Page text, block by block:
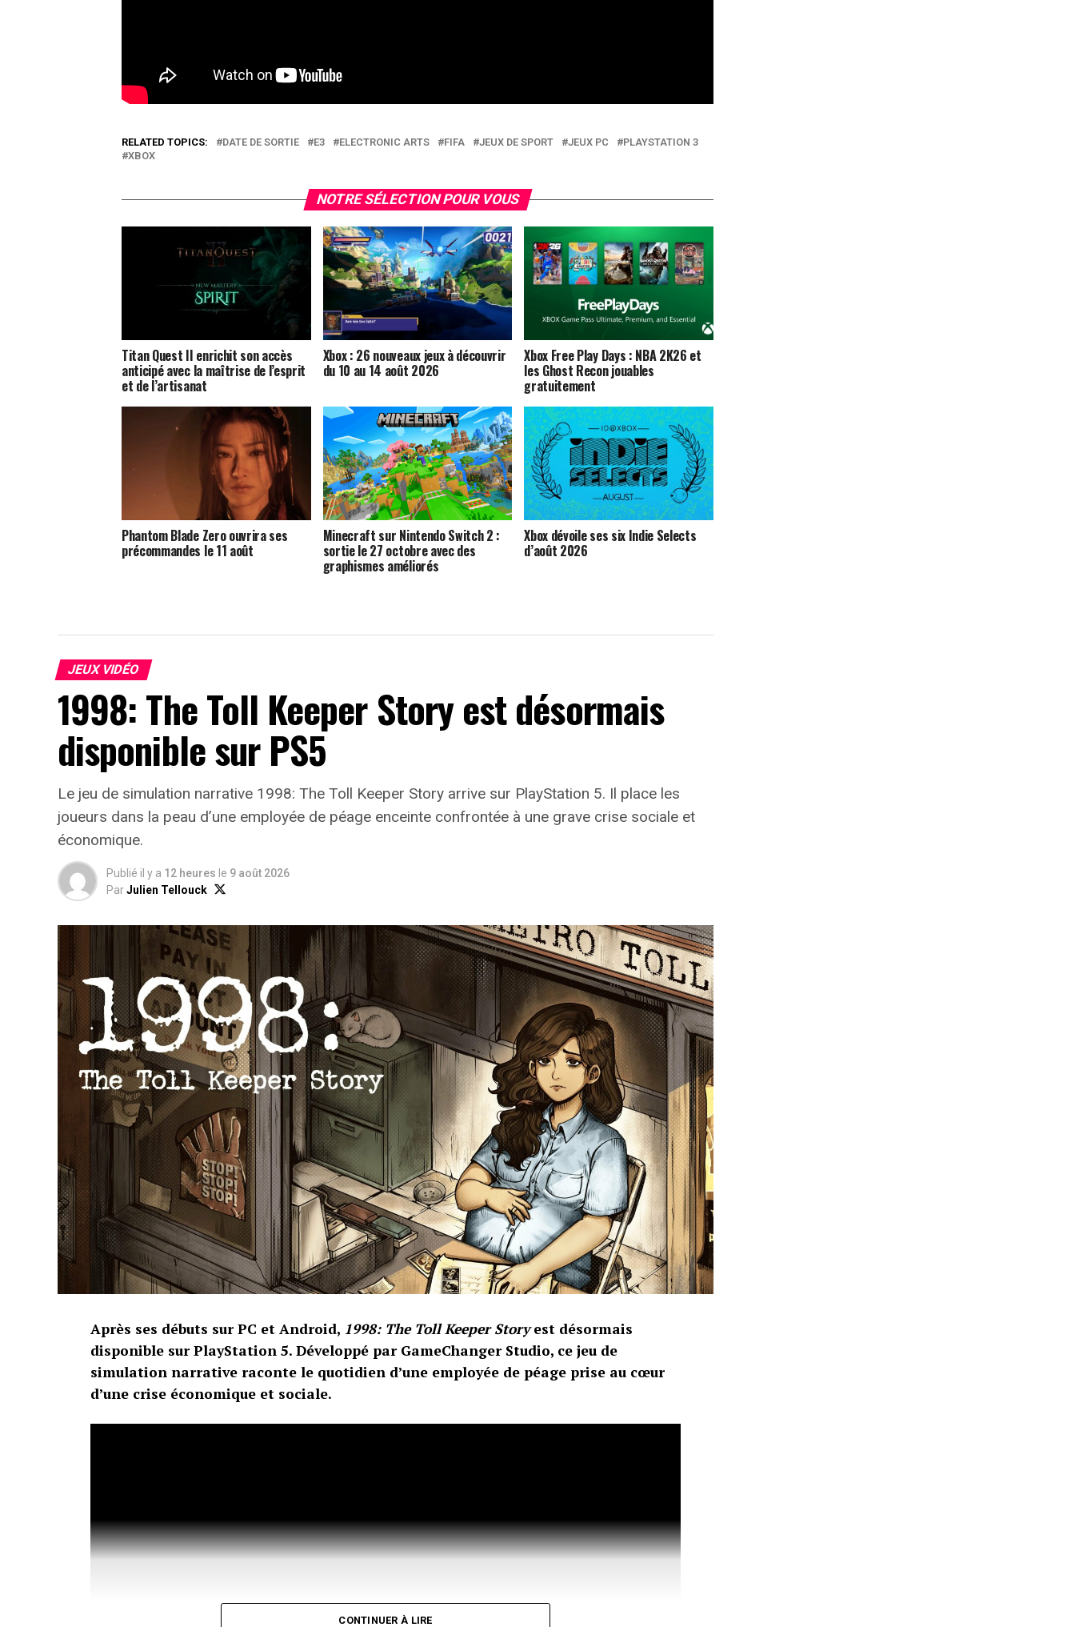
RELATED TOPICS: DATE DE SORTIE E3 ELECTRONIC ARTS FIFA JEUX DE SPORT JEUX PC
PLAYSTATION 3
XBOX
NOTRE SÉLECTION POUR VOUS
Titan Quest II enrichit son accès
anticipé avec la maîtrise de l’esprit
et de l’artisanat
Xbox : 26 nouveaux jeux à découvrir
du 10 au 14 août 2026
Xbox Free Play Days : NBA 2K26 et
les Ghost Recon jouables
gratuitement
Phantom Blade Zero ouvrira ses
précommandes le 11 août
Minecraft sur Nintendo Switch 2 :
sortie le 27 octobre avec des
graphismes améliorés
Xbox dévoile ses six Indie Selects
d’août 2026
JEUX VIDÉO
1998: The Toll Keeper Story est désormais
disponible sur PS5
Le jeu de simulation narrative 1998: The Toll Keeper Story arrive sur PlayStation 5. Il place les
joueurs dans la peau d’une employée de péage enceinte confrontée à une grave crise sociale et
économique.
Publié il y a 12 heures le 9 août 2026
ParJulien Tellouck
Après ses débuts sur PC et Android, 1998: The Toll Keeper Storyest désormais
disponible sur PlayStation 5. Développé par GameChanger Studio, ce jeu de
simulation narrative raconte le quotidien d’une employée de péage prise au cœur
d’une crise économique et sociale.
CONTINUER À LIRE